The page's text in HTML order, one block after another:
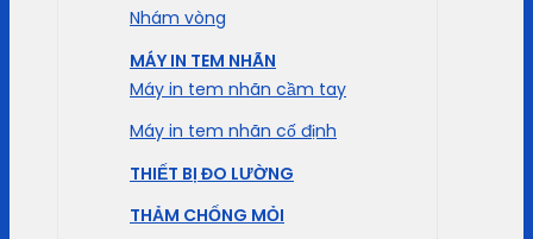
Nhám vòng
MÁY IN TEM NHÃN
Máy in tem nhãn cầm tay
Máy in tem nhãn cố định
THIẾT BỊ ĐO LƯỜNG
THẢM CHỐNG MỎI